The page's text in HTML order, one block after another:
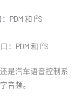
PDM 和 I²S
：PDM 和 I²S
是汽车语音控制系
音频。